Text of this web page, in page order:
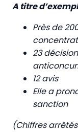
A titre
Près de
23
12 avis
Elle a
sanction
(Chiffres